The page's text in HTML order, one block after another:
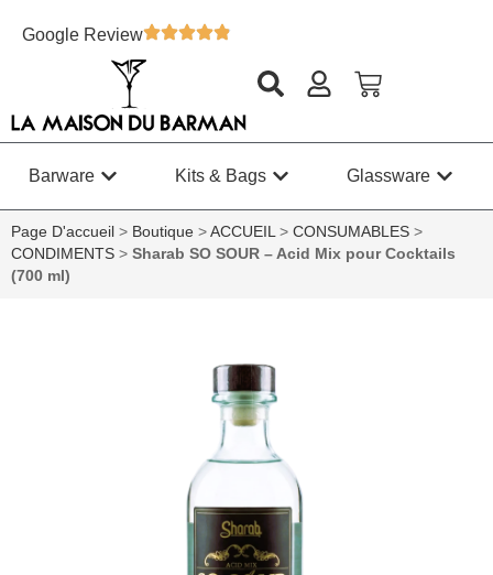
Google Review
Barware Kits & Bags Glassware
Page D'accueil > Boutique > ACCUEIL> CONSUMABLES >
CONDIMENTS > Sharab SO SOUR – Acid Mix pour Cocktails
(700 ml)